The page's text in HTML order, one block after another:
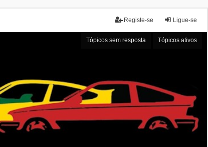
Ligue-se
Registe-se
Tópicos sem resposta Tópicos ativos